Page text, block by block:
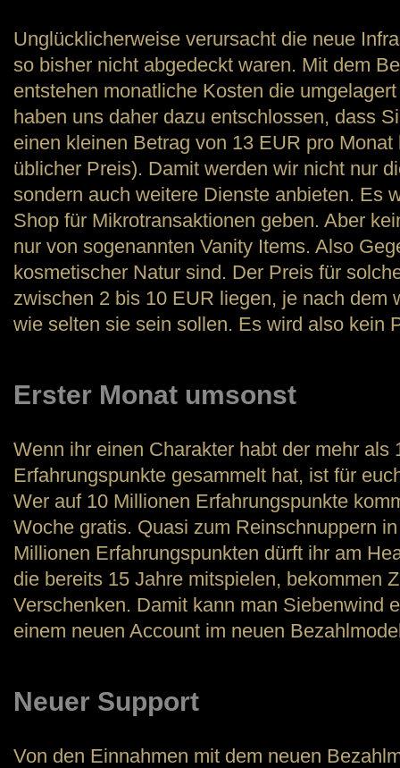
Unglücklicherweise verursacht die neue
so bisher nicht abgedeckt waren. Mit dem
entstehen monatliche Kosten die
haben uns daher dazu entschlossen, dass
einen kleinen Betrag von 13 EUR pro
üblicher Preis). Damit werden wir nicht nur
sondern auch weitere Dienste anbieten. Es
Shop für Mikrotransaktionen geben. Aber
nur von sogenannten Vanity Items. Also
kosmetischer Natur sind. Der Preis für
zwischen 2 bis 10 EUR liegen, je nach dem
wie selten sie sein sollen. Es wird also kein
Erster Monat umsonst
Wenn ihr einen Charakter habt der mehr als
Erfahrungspunkte gesammelt hat, ist für
Wer auf 10 Millionen Erfahrungspunkte
Woche gratis. Quasi zum Reinschnuppern
Millionen Erfahrungspunkten dürft ihr am
die bereits 15 Jahre mitspielen, bekommen
Verschenken. Damit kann man Siebenwind
einem neuen Account im neuen
Neuer Support
Von den Einnahmen mit dem neuen